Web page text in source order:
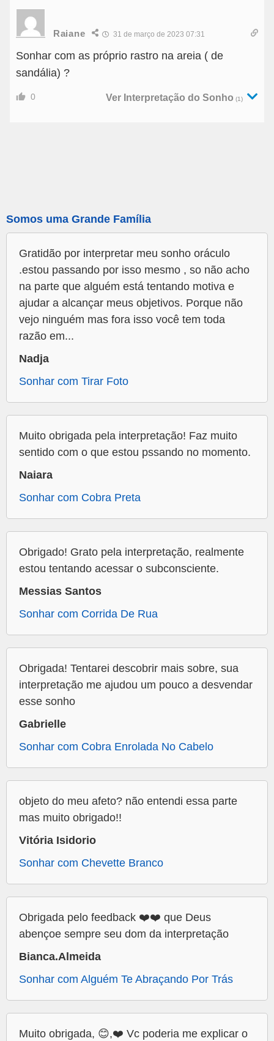
Raiane 31 de março de 2023 07:31
Sonhar com as próprio rastro na areia ( de
sandália) ?
0 Ver Interpretação do Sonho (1)
Somos uma Grande Família
Gratidão por interpretar meu sonho oráculo
.estou passando por isso mesmo , so não acho
na parte que alguém está tentando motiva e
ajudar a alcançar meus objetivos. Porque não
vejo ninguém mas fora isso você tem toda
razão em...
Nadja
Sonhar com Tirar Foto
Muito obrigada pela interpretação! Faz muito
sentido com o que estou pssando no momento.
Naiara
Sonhar com Cobra Preta
Obrigado! Grato pela interpretação, realmente
estou tentando acessar o subconsciente.
Messias Santos
Sonhar com Corrida De Rua
Obrigada! Tentarei descobrir mais sobre, sua
interpretação me ajudou um pouco a desvendar
esse sonho
Gabrielle
Sonhar com Cobra Enrolada No Cabelo
objeto do meu afeto? não entendi essa parte
mas muito obrigado!!
Vitória Isidorio
Sonhar com Chevette Branco
Obrigada pelo feedback ❤️❤️ que Deus
abençoe sempre seu dom da interpretação
Bianca.Almeida
Sonhar com Alguém Te Abraçando Por Trás
Muito obrigada, 😊,❤️ Vc poderia me explicar o